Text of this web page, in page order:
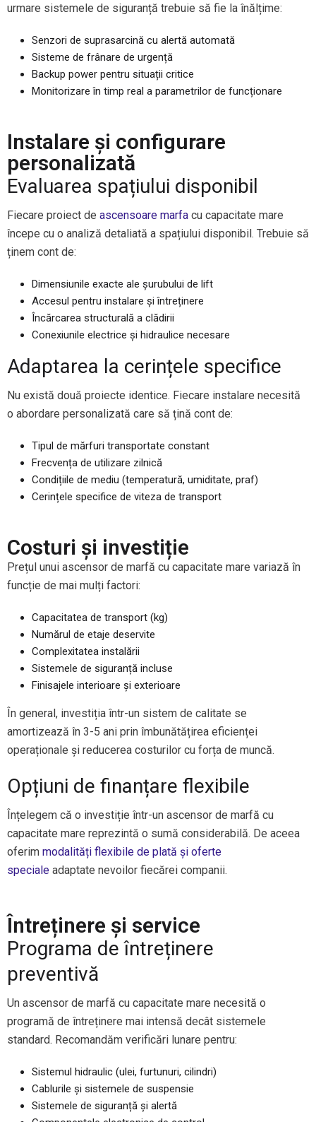
urmare sistemele de siguranță trebuie să fie la înălțime:
Senzori de suprasarcină cu alertă automată
Sisteme de frânare de urgență
Backup power pentru situații critice
Monitorizare în timp real a parametrilor de funcționare
Instalare și configurare
personalizată
Evaluarea spațiului disponibil
Fiecare proiect de ascensoare marfa cu capacitate mare
începe cu o analiză detaliată a spațiului disponibil. Trebuie să
ținem cont de:
Dimensiunile exacte ale șurubului de lift
Accesul pentru instalare și întreținere
Încărcarea structurală a clădirii
Conexiunile electrice și hidraulice necesare
Adaptarea la cerințele specifice
Nu există două proiecte identice. Fiecare instalare necesită
o abordare personalizată care să țină cont de:
Tipul de mărfuri transportate constant
Frecvența de utilizare zilnică
Condițiile de mediu (temperatură, umiditate, praf)
Cerințele specifice de viteza de transport
Costuri și investiție
Prețul unui ascensor de marfă cu capacitate mare variază în
funcție de mai mulți factori:
Capacitatea de transport (kg)
Numărul de etaje deservite
Complexitatea instalării
Sistemele de siguranță incluse
Finisajele interioare și exterioare
În general, investiția într-un sistem de calitate se
amortizează în 3-5 ani prin îmbunătățirea eficienței
operaționale și reducerea costurilor cu forța de muncă.
Opțiuni de finanțare flexibile
Înțelegem că o investiție într-un ascensor de marfă cu
capacitate mare reprezintă o sumă considerabilă. De aceea
oferim modalități flexibile de plată și oferte
speciale adaptate nevoilor fiecărei companii.
Întreținere și service
Programa de întreținere
preventivă
Un ascensor de marfă cu capacitate mare necesită o
programă de întreținere mai intensă decât sistemele
standard. Recomandăm verificări lunare pentru:
Sistemul hidraulic (ulei, furtunuri, cilindri)
Cablurile și sistemele de suspensie
Sistemele de siguranță și alertă